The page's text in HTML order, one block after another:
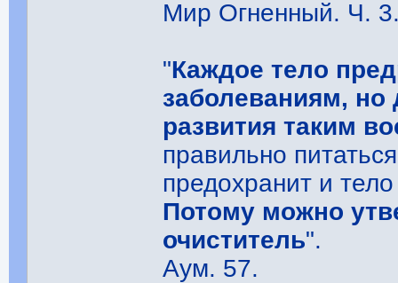
Мир Огненный. Ч.
"Каждое тело
заболеваниям, но
развития таким
правильно
предохранит и
Потому можно
очиститель".
Аум. 57.